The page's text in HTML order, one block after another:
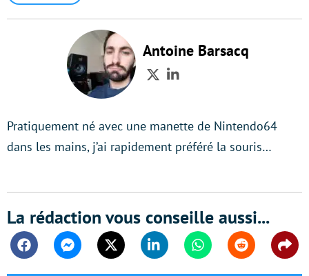
Antoine Barsacq
TwitterLinkedIn
Pratiquement né avec une manette de Nintendo64
dans les mains, j’ai rapidement préféré la souris…
La rédaction vous conseille aussi...
FacebookMessengerTwitter Linkedin WhatsappReddit